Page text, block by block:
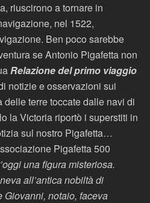
riuscirono a tornare in
nel 1522,
Ben poco sarebbe
se Antonio Pigafetta non
Relazione del primo viaggio
notizie e osservazioni sui
terre toccate dalle navi di
la Victoria riportò i superstiti in
sul nostro Pigafetta…
Pigafetta 500
una figura misteriosa.
all’antica nobiltà di
Giovanni, notaio, faceva